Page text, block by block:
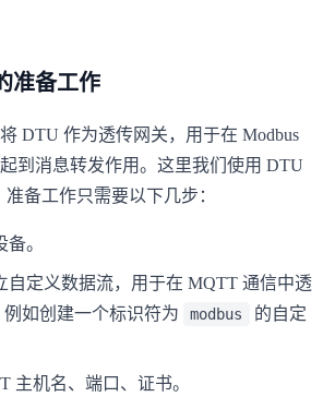
准备工作
DTU 作为透传网关，用于在 Modbus
到消息转发作用。这里我们使用 DTU
备工作只需要以下几步：
。
自定义数据流，用于在 MQTT 通信中透
例如创建一个标识符为
modbus
的自定
主机名、端口、证书。